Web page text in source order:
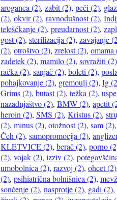
aroganca (2), zabit (2), peči (2),
(2), okvir (2), ravnodušnost (2),
teleščkanje (2), preudarnost (2),
gost (2), sterilizacija (2), zavajanje
(2), otroštvo (2), zrelost (2), omama
zadetek (2), mamilo (2), sovražiti (2)
račka (2), sanjač (2), boleti (2),
pohajkovanje (2), gremoulj (2), Ig
Grims (2), butast (2), težka (2),
nazadnjaštvo (2), BMW (2), apetit
heroin (2), SMS (2), Kristus (2),
(2), minus (2), otožnost (2), sam (2)
Čeh (2), samopromocija (2),
KLETVICE (2), berač (2), porno
(2), vojak (2), izziv (2),
umobolnica (2), razvoj (2), ohcet (2)
(2), psihiatrična bolnišnica (2),
sončenje (2), nasprotje (2), gadi (2),